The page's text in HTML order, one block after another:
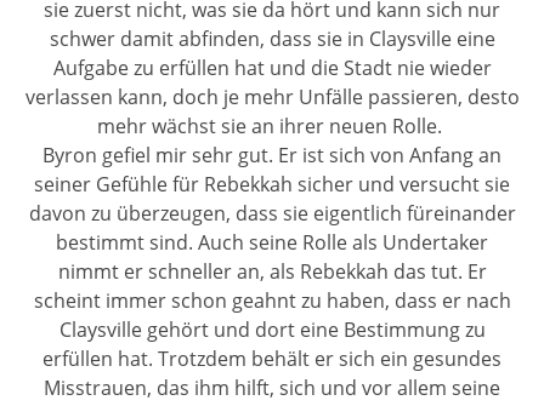
sie zuerst nicht, was sie da hört und kann sich nur
schwer damit abfinden, dass sie in Claysville eine
Aufgabe zu erfüllen hat und die Stadt nie wieder
verlassen kann, doch je mehr Unfälle passieren, desto
mehr wächst sie an ihrer neuen Rolle.
Byron gefiel mir sehr gut. Er ist sich von Anfang an
seiner Gefühle für Rebekkah sicher und versucht sie
davon zu überzeugen, dass sie eigentlich füreinander
bestimmt sind. Auch seine Rolle als Undertaker
nimmt er schneller an, als Rebekkah das tut. Er
scheint immer schon geahnt zu haben, dass er nach
Claysville gehört und dort eine Bestimmung zu
erfüllen hat. Trotzdem behält er sich ein gesundes
Misstrauen, das ihm hilft, sich und vor allem seine